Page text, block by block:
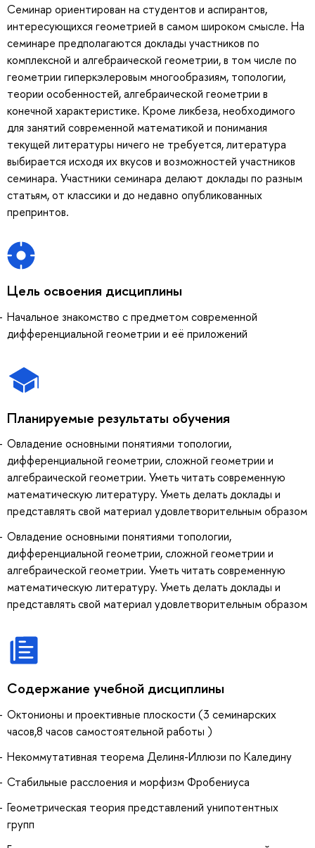
Семинар ориентирован на студентов и аспирантов,
интересующихся геометрией в самом широком смысле. На
семинаре предполагаются доклады участников по
комплексной и алгебраической геометрии, в том числе по
геометрии гиперкэлеровым многообразиям, топологии,
теории особенностей, алгебраической геометрии в
конечной характеристике. Кроме ликбеза, необходимого
для занятий современной математикой и понимания
текущей литературы ничего не требуется, литература
выбирается исходя их вкусов и возможностей участников
семинара. Участники семинара делают доклады по разным
статьям, от классики и до недавно опубликованных
препринтов.
Цель освоения дисциплины
Начальное знакомство с предметом современной
дифференциальной геометрии и её приложений
Планируемые результаты обучения
Овладение основными понятиями топологии,
дифференциальной геометрии, сложной геометрии и
алгебраической геометрии. Уметь читать современную
математическую литературу. Уметь делать доклады и
представлять свой материал удовлетворительным образом
Овладение основными понятиями топологии,
дифференциальной геометрии, сложной геометрии и
алгебраической геометрии. Уметь читать современную
математическую литературу. Уметь делать доклады и
представлять свой материал удовлетворительным образом
Содержание учебной дисциплины
Октонионы и проективные плоскости (3 семинарских
часов,8 часов самостоятельной работы )
Некоммутативная теорема Делиня-Иллюзи по Каледину
Стабильные расслоения и морфизм Фробениуса
Геометрическая теория представлений унипотентных
групп